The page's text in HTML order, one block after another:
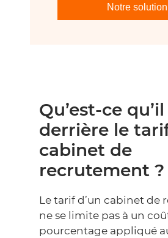
Notre solution
Qu’est-ce
derrière le
cabinet de
recrutement ?
Le tarif d’un cabinet de
ne se limite pas à un
pourcentage appliqué